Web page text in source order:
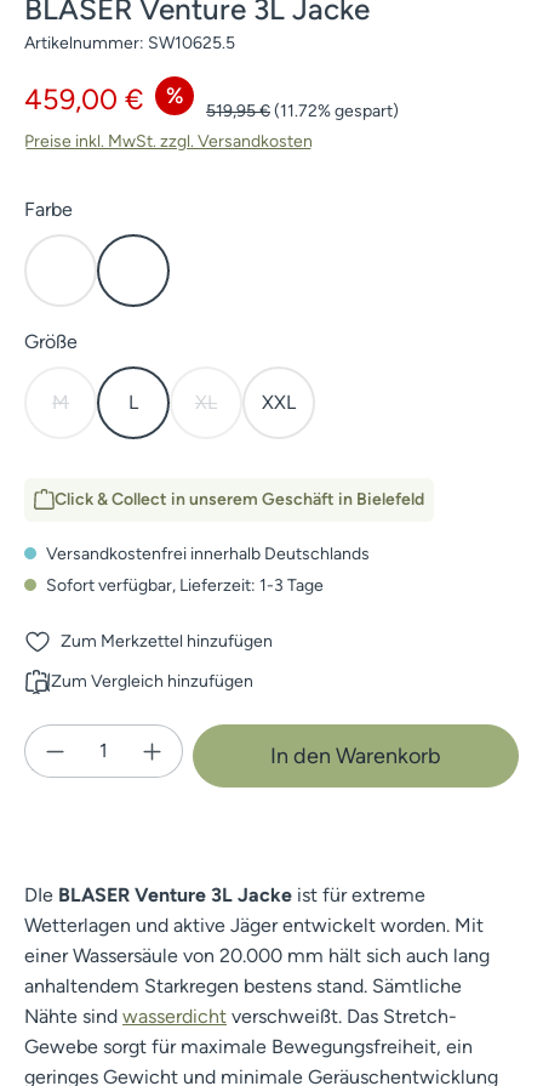
BLASER Venture 3L Jacke
Artikelnummer: SW10625.5
Verkaufspreis:
459,00 € %
Regulärer Preis:
519,95 €(11.72% gespart)
Preise inkl. MwSt. zzgl. Versandkosten
Farbeauswählen
HunTec CamoDunkel Oliv
Größeauswählen
M
(Diese Option ist zurzeit nicht verfügbar.)
L XL
(Diese Option ist zurzeit nicht verfügbar.)
XXL
Click & Collect in unserem Geschäft in Bielefeld
Versandkostenfrei innerhalb Deutschlands
Sofort verfügbar, Lieferzeit: 1-3 Tage
Zum Merkzettel hinzufügen
Zum Vergleich hinzufügen
Produkt Anzahl: Gib den gewünschten
In den Warenkorb
DIe BLASER Venture 3L Jacke ist für extreme
Wetterlagen und aktive Jäger entwickelt worden. Mit
einer Wassersäule von 20.000 mm hält sich auch lang
anhaltendem Starkregen bestens stand. Sämtliche
Nähte sind wasserdicht verschweißt. Das Stretch-
Gewebe sorgt für maximale Bewegungsfreiheit, ein
geringes Gewicht und minimale Geräuschentwicklung